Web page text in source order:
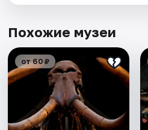
Похожие музеи
от 60 ₽